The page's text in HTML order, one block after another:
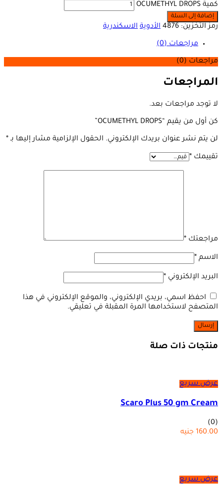
كمية OCUMETHYL DROPS
إضافة إلى السلة
رمز التخزين: 4876 الأدوية الاسكندرية
مراجعات (0)
مراجعات (0)
المراجعات
لا توجد مراجعات بعد.
كن أول من يقيم “OCUMETHYL DROPS”
لن يتم نشر عنوان بريدك الإلكتروني. الحقول الإلزامية مشار إليها بـ*
تقييمك *
مراجعتك *
الاسم *
البريد الإلكتروني *
احفظ اسمي، بريدي الإلكتروني، والموقع الإلكتروني في هذا
المتصفح لاستخدامها المرة المقبلة في تعليقي.
منتجات ذات صلة
عرض سريع
Scaro Plus 50 gm Cream
(0)
160.00 جنيه
عرض سريع